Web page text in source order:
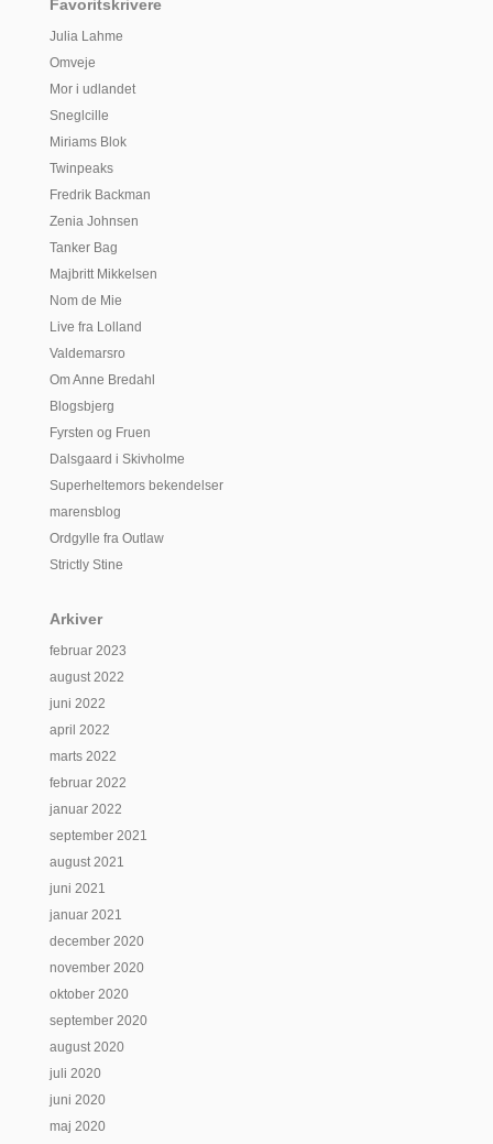
Favoritskrivere
Julia Lahme
Omveje
Mor i udlandet
Sneglcille
Miriams Blok
Twinpeaks
Fredrik Backman
Zenia Johnsen
Tanker Bag
Majbritt Mikkelsen
Nom de Mie
Live fra Lolland
Valdemarsro
Om Anne Bredahl
Blogsbjerg
Fyrsten og Fruen
Dalsgaard i Skivholme
Superheltemors bekendelser
marensblog
Ordgylle fra Outlaw
Strictly Stine
Arkiver
februar 2023
august 2022
juni 2022
april 2022
marts 2022
februar 2022
januar 2022
september 2021
august 2021
juni 2021
januar 2021
december 2020
november 2020
oktober 2020
september 2020
august 2020
juli 2020
juni 2020
maj 2020